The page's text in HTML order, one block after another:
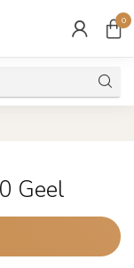
0
Geel